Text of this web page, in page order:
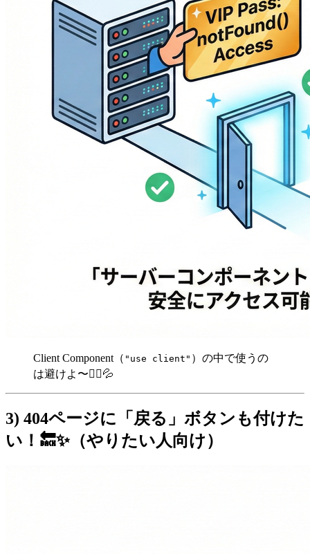
Client Component（ "use client" ）の中で使うの
は避けよ〜🙅‍♀️💦
3) 404ページに「戻る」ボタンも付けた
い！🔙✨（やりたい人向け）